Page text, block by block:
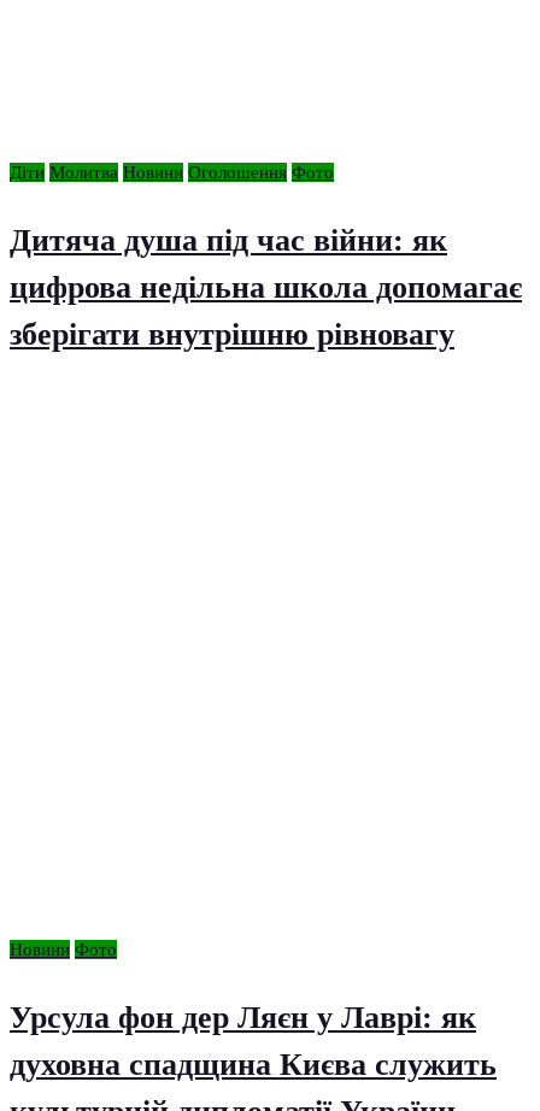
Діти Молитва Новини Оголошення Фото
Дитяча душа під час війни: як
цифрова недільна школа допомагає
зберігати внутрішню рівновагу
Новини Фото
Урсула фон дер Ляєн у Лаврі: як
духовна спадщина Києва служить